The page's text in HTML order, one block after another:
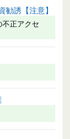
勧誘【注意】
不正アクセ